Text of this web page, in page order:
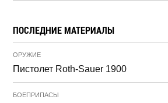
ПОСЛЕДНИЕ МАТЕРИАЛЫ
ОРУЖИЕ
Пистолет Roth-Sauer 1900
БОЕПРИПАСЫ